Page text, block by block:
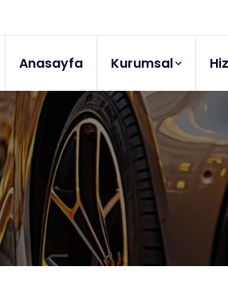
Anasayfa Kurumsal